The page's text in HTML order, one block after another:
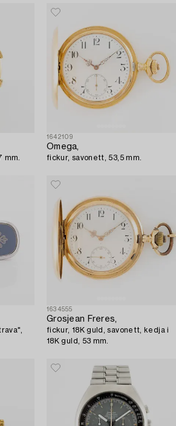
mm.
1642109
Omega,
fickur, savonett, 53,5 mm.
1634555
Grosjean Freres,
fickur, 18K guld, savonett, kedja i
18K guld, 53 mm.